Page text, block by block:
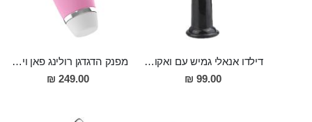
דילדו אנאלי גמיש עם ואקום חזק 18 סמ אורך 3 סמ רוחב TISMOS
99.00 ₪
מפנק הדגדגן רולינג פאן ויברטור בעל 12 מצבי רטט מסיליקון Nakoa
249.00 ₪